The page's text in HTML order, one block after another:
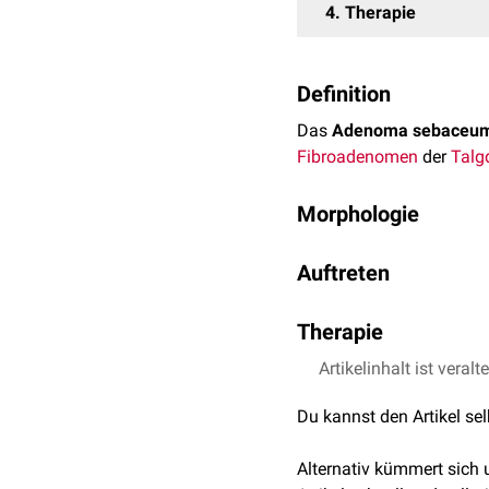
4 Therapie
Definition
Das Adenoma
Fibroadenomen der
Morphologie
Nasolabialfalten
Hirnsklerose auch
Auftreten
Symptomenkomplexes
üblicherweise Anlass
Therapie
EinekausaleTherapie
durchExzision oder
Artikelinhalt ist
Du kannst den Artikel
Alternativ kümmert sich